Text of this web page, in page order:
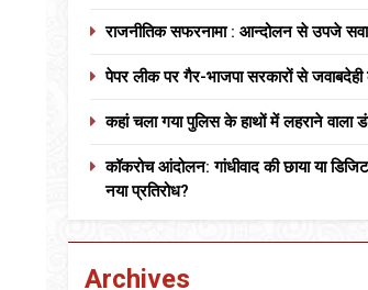
राजनीतिक सफरनामा : आन्दोलन से उपजे
पेपर लीक पर गैर-भाजपा सरकारों से
कहां चला गया पुलिस के हाथों में लहराने वाला
कॉकरोच आंदोलन: गांधीवाद की छाया या
नया प्रतिरोध?
Archives